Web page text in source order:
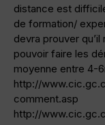
distance est
de formation/
devra prouver
pouvoir faire les
moyenne entre 4-
http://
comment.asp
http://